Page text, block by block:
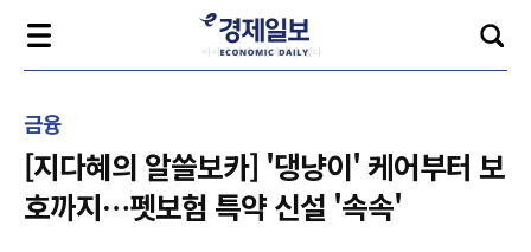
금융
[지다혜의 알쓸보카] '댕냥이' 케어부터 보
호까지…펫보험 특약 신설 '속속'